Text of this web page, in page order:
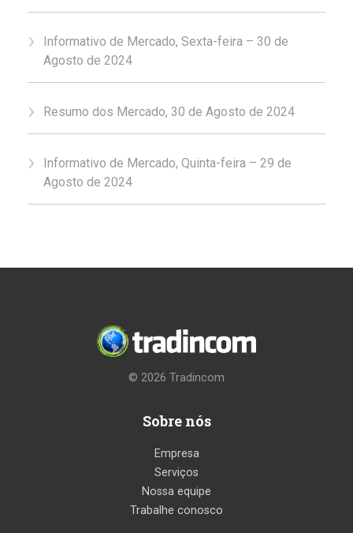
Informativo de Mercado, Sexta-feira – 30 de
Agosto de 2024
Resumo dos Mercado, 30 de Agosto de 2024
Informativo de Mercado, Quinta-feira – 29 de
Agosto de 2024
© 2026 Tradincom
Sobre nós
Empresa
Serviços
Nossa equipe
Trabalhe conosco